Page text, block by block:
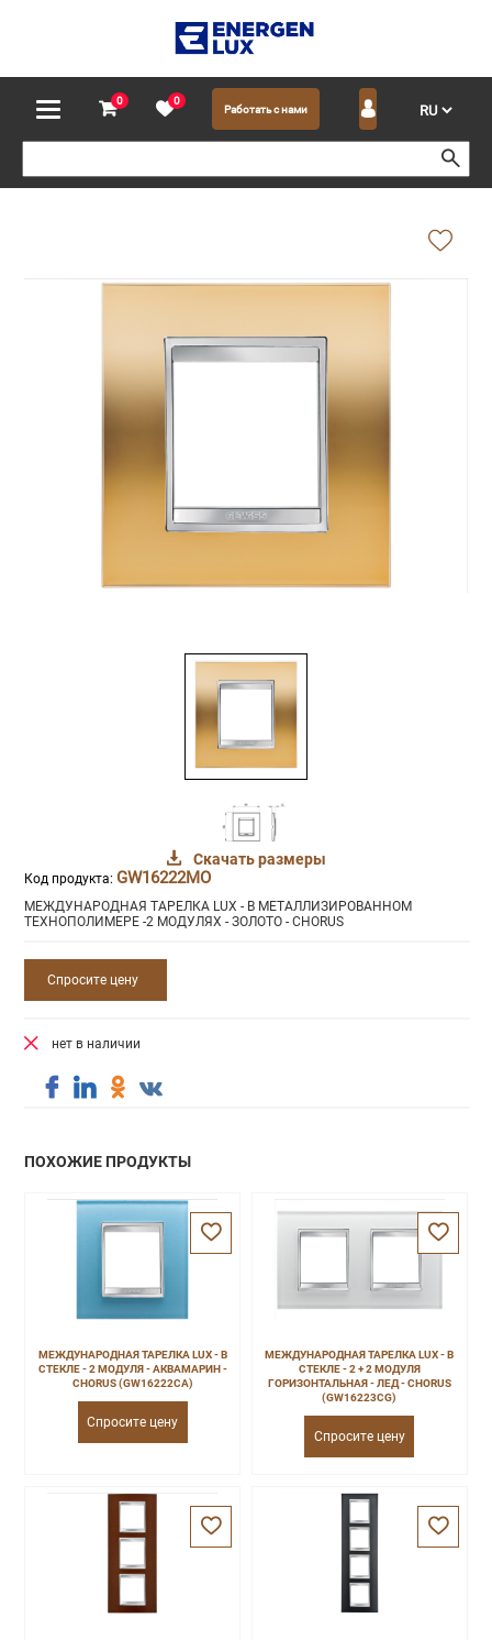
0 0
Работать с нами
Скачать размеры
Код продукта: GW16222MO
МЕЖДУНАРОДНАЯ ТАРЕЛКА LUX - В МЕТАЛЛИЗИРОВАННОМ
ТЕХНОПОЛИМЕРЕ -2 МОДУЛЯХ - ЗОЛОТО - CHORUS
Спросите цену
нет в наличии
ПОХОЖИЕ ПРОДУКТЫ
МЕЖДУНАРОДНАЯ ТАРЕЛКА LUX - В
СТЕКЛЕ - 2 МОДУЛЯ - АКВАМАРИН -
CHORUS (GW16222CA)
Спросите цену
МЕЖДУНАРОДНАЯ ТАРЕЛКА LUX - В
СТЕКЛЕ - 2 + 2 МОДУЛЯ
ГОРИЗОНТАЛЬНАЯ - ЛЕД - CHORUS
(GW16223CG)
Спросите цену